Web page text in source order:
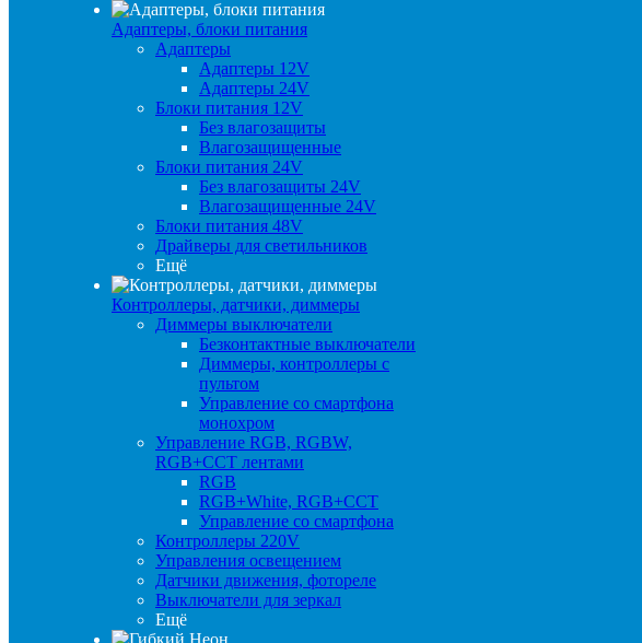
Адаптеры, блоки питания
Адаптеры
Адаптеры 12V
Адаптеры 24V
Блоки питания 12V
Без влагозащиты
Влагозащищенные
Блоки питания 24V
Без влагозащиты 24V
Влагозащищенные 24V
Блоки питания 48V
Драйверы для светильников
Ещё
Контроллеры, датчики, диммеры
Диммеры выключатели
Безконтактные выключатели
Диммеры, контроллеры с
пультом
Управление со смартфона
монохром
Управление RGB, RGBW,
RGB+CCT лентами
RGB
RGB+White, RGB+CCT
Управление со смартфона
Контроллеры 220V
Управления освещением
Датчики движения, фотореле
Выключатели для зеркал
Ещё